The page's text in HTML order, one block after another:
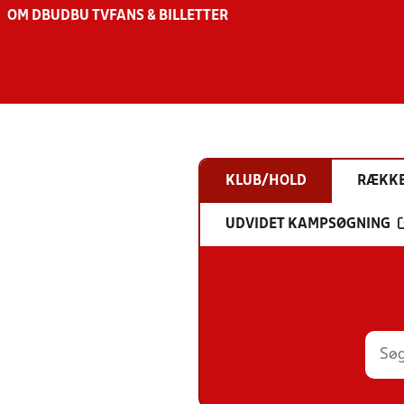
OM DBU DBU TV FANS & BILLETTER
KLUB/HOLD
UDVIDET KAMPSØGNING